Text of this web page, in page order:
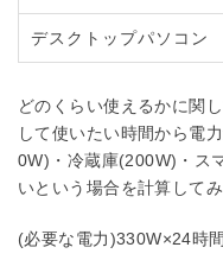
デスクトップパソコン
どのくらい使えるかに関
して使いたい時間から電
0W)・冷蔵庫(200W)・ス
いという場合を計算してみ
(必要な電力)330W×24時